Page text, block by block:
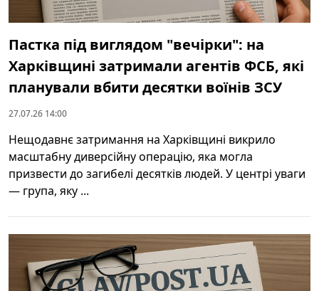
Пастка під виглядом "вечірки": на
Харківщині затримали агентів ФСБ, які
планували вбити десятки воїнів ЗСУ
27.07.26 14:00
Нещодавнє затримання на Харківщині викрило
масштабну диверсійну операцію, яка могла
призвести до загибелі десятків людей. У центрі уваги
— група, яку ...